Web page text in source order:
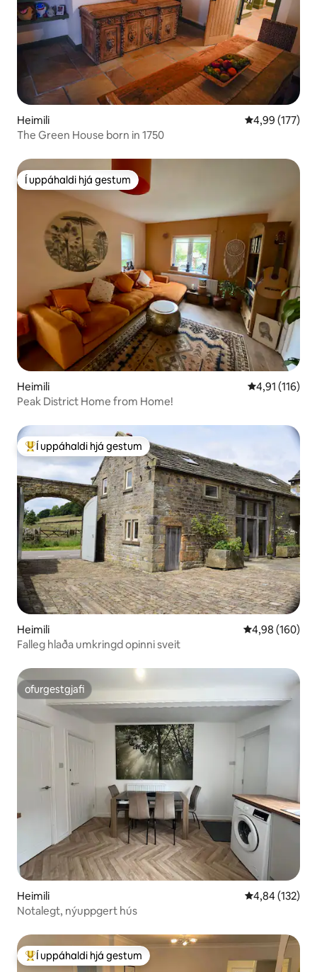
Heimili 4,99 af 5 í
4,99 (177)
The Green House born in 1750
Í uppáhaldi hjá gestum
Í uppáhaldi hjá gestum
Heimili 4,91 af 5 í
4,91 (116)
Peak District Home from Home!
Í mestu uppáhaldi hjá gestum
Í uppáhaldi hjá gestum
Heimili 4,98 af 5 í
4,98 (160)
Falleg hlaða umkringd opinni sveit
ofurgestgjafi
ofurgestgjafi
Heimili 4,84 af 5 í
4,84 (132)
Notalegt, nýuppgert hús
Í mestu uppáhaldi hjá gestum
Í uppáhaldi hjá gestum